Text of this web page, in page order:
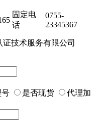
固定电
话
0755-
23345367
技术服务有限公司
号 是否现货
代理加